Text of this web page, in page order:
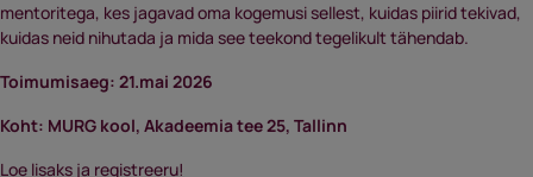
mentoritega, kes jagavad oma kogemusi sellest, kuidas piirid tekivad,
kuidas neid nihutada ja mida see teekond tegelikult tähendab.
Toimumisaeg: 21.mai 2026
Koht: MURG kool, Akadeemia tee 25, Tallinn
Loe lisaks ja registreeru!